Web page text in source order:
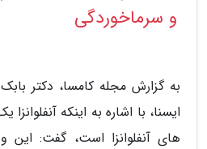
و سرماخوردگی
به گزارش مجله کامسا، دکتر
ایسنا، با اشاره به اینکه
های آنفلوانزا است، گفت: